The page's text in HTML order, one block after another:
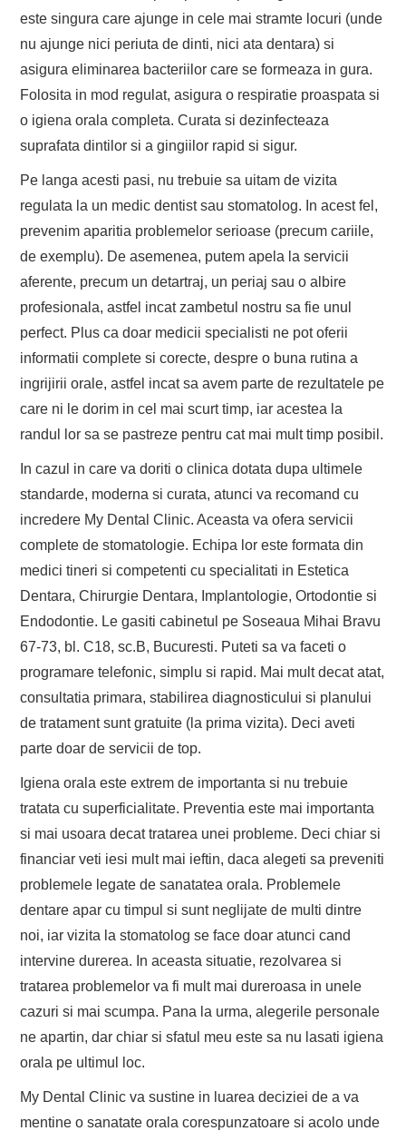
este singura care ajunge in cele mai stramte locuri (unde
nu ajunge nici periuta de dinti, nici ata dentara) si
asigura eliminarea bacteriilor care se formeaza in gura.
Folosita in mod regulat, asigura o respiratie proaspata si
o igiena orala completa. Curata si dezinfecteaza
suprafata dintilor si a gingiilor rapid si sigur.
Pe langa acesti pasi, nu trebuie sa uitam de vizita
regulata la un medic dentist sau stomatolog. In acest fel,
prevenim aparitia problemelor serioase (precum cariile,
de exemplu). De asemenea, putem apela la servicii
aferente, precum un detartraj, un periaj sau o albire
profesionala, astfel incat zambetul nostru sa fie unul
perfect. Plus ca doar medicii specialisti ne pot oferii
informatii complete si corecte, despre o buna rutina a
ingrijirii orale, astfel incat sa avem parte de rezultatele pe
care ni le dorim in cel mai scurt timp, iar acestea la
randul lor sa se pastreze pentru cat mai mult timp posibil.
In cazul in care va doriti o clinica dotata dupa ultimele
standarde, moderna si curata, atunci va recomand cu
incredere My Dental Clinic. Aceasta va ofera servicii
complete de stomatologie. Echipa lor este formata din
medici tineri si competenti cu specialitati in Estetica
Dentara, Chirurgie Dentara, Implantologie, Ortodontie si
Endodontie. Le gasiti cabinetul pe Soseaua Mihai Bravu
67-73, bl. C18, sc.B, Bucuresti. Puteti sa va faceti o
programare telefonic, simplu si rapid. Mai mult decat atat,
consultatia primara, stabilirea diagnosticului si planului
de tratament sunt gratuite (la prima vizita). Deci aveti
parte doar de servicii de top.
Igiena orala este extrem de importanta si nu trebuie
tratata cu superficialitate. Preventia este mai importanta
si mai usoara decat tratarea unei probleme. Deci chiar si
financiar veti iesi mult mai ieftin, daca alegeti sa preveniti
problemele legate de sanatatea orala. Problemele
dentare apar cu timpul si sunt neglijate de multi dintre
noi, iar vizita la stomatolog se face doar atunci cand
intervine durerea. In aceasta situatie, rezolvarea si
tratarea problemelor va fi mult mai dureroasa in unele
cazuri si mai scumpa. Pana la urma, alegerile personale
ne apartin, dar chiar si sfatul meu este sa nu lasati igiena
orala pe ultimul loc.
My Dental Clinic va sustine in luarea deciziei de a va
mentine o sanatate orala corespunzatoare si acolo unde